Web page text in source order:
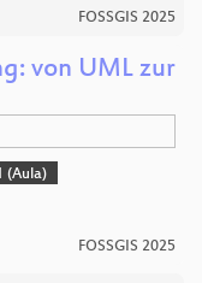
FOSSGIS 2025
von UML zur
(Aula)
FOSSGIS 2025